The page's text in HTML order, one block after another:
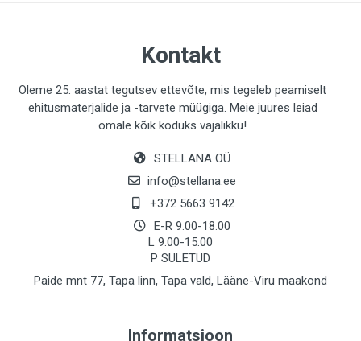
Kontakt
Oleme 25. aastat tegutsev ettevõte, mis tegeleb peamiselt
ehitusmaterjalide ja -tarvete müügiga. Meie juures leiad
omale kõik koduks vajalikku!
STELLANA OÜ
info@stellana.ee
+372 5663 9142
E-R 9.00-18.00
L 9.00-15.00
P SULETUD
Paide mnt 77, Tapa linn, Tapa vald, Lääne-Viru maakond
Informatsioon